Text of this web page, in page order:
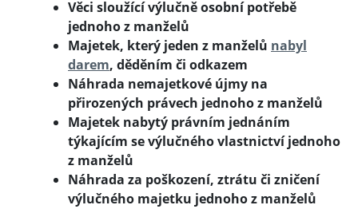
Věci sloužící výlučně osobní potřebě
jednoho z manželů
Majetek, který jeden z manželů nabyl
darem, děděním či odkazem
Náhrada nemajetkové újmy na
přirozených právech jednoho z manželů
Majetek nabytý právním jednáním
týkajícím se výlučného vlastnictví jednoho
z manželů
Náhrada za poškození, ztrátu či zničení
výlučného majetku jednoho z manželů